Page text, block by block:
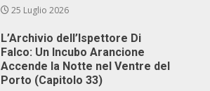
25 Luglio 2026
L’Archivio dell’Ispettore Di
Falco: Un Incubo Arancione
Accende la Notte nel Ventre del
Porto (Capitolo 33)